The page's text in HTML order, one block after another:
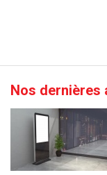
Nos dernières